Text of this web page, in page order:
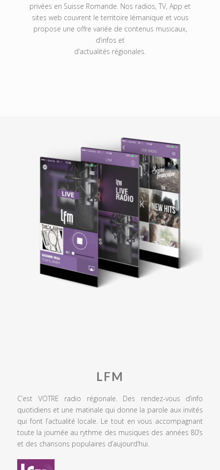
privées en Suisse Romande. Nos radios, TV, App et
sites web couvrent le territoire lémanique et vous
propose une offre variée de contenus musicaux,
d’infos et
d’actualités régionales.
LFM
C’est VOTRE radio régionale. Des rendez-vous d’info
quotidiens et une matinale qui donne la parole aux invités
qui font l’actualité locale. Le tout en vous accompagnant
toute la journée au rythme des musiques des années 80’s
et des chansons populaires d’aujourd’hui.